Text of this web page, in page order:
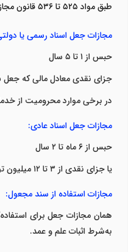
طبقمواد ۵۲۵تا۵۳۶قانون
مجازات جعل اسناد رسمی یا
حبس از ۱تا ۵ سال
جزای نقدی معادل مالی که
در برخی موارد محرومیت از
مجازات جعل اسناد عادی:
حبس از ۶ماه تا ۲ سال
یا جزای نقدی از ۳تا ۱۲میلیون
مجازات استفاده از سند مجعول:
همان مجازات جعل برای
به‌شرط اثبات علم و عمد.